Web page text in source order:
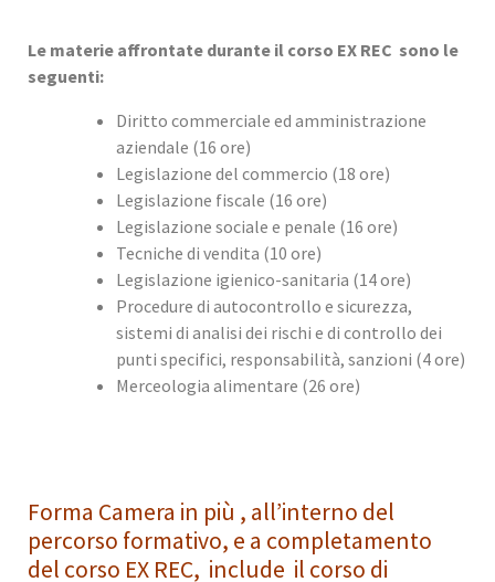
Le materie affrontate durante il corso EX REC sono le
seguenti:
Diritto commerciale ed amministrazione
aziendale (16 ore)
Legislazione del commercio (18 ore)
Legislazione fiscale (16 ore)
Legislazione sociale e penale (16 ore)
Tecniche di vendita (10 ore)
Legislazione igienico-sanitaria (14 ore)
Procedure di autocontrollo e sicurezza,
sistemi di analisi dei rischi e di controllo dei
punti specifici, responsabilità, sanzioni (4 ore)
Merceologia alimentare (26 ore)
Forma Camera in più , all’interno del
percorso formativo, e a completamento
del corso EX REC, include il corso di